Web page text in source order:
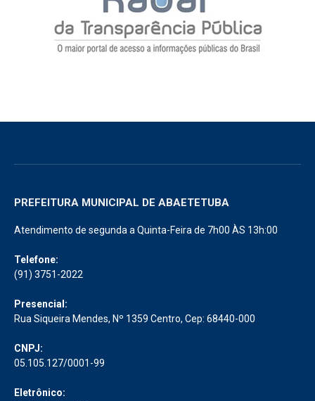
PREFEITURA MUNICIPAL DE ABAETETUBA
Atendimento de segunda a Quinta-Feira de 7h00 ÀS 13h:00
Telefone:
(91) 3751-2022
Presencial:
Rua Siqueira Mendes, Nº 1359 Centro, Cep: 68440-000
CNPJ:
05.105.127/0001-99
Eletrônico: